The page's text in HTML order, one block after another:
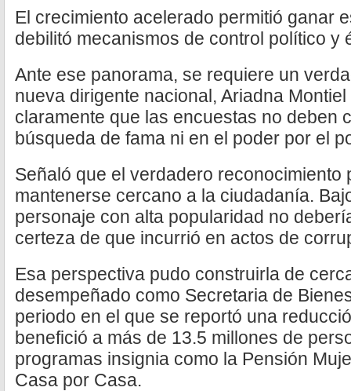
El crecimiento acelerado permitió ganar
debilitó mecanismos de control político y
Ante ese panorama, se requiere un
nueva dirigente nacional, Ariadna
claramente que las encuestas no deben
búsqueda de fama ni en el poder por el
Señaló que el verdadero reconocimiento
mantenerse cercano a la ciudadanía.
personaje con alta popularidad no
certeza de que incurrió en actos de
Esa perspectiva pudo construirla de
desempeñado como Secretaria de
periodo en el que se reportó una
benefició a más de 13.5 millones de
programas insignia como la Pensión
Casa por Casa.